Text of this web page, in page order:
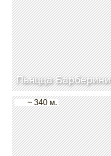
Пьяцца Барберини
~ 340 м.